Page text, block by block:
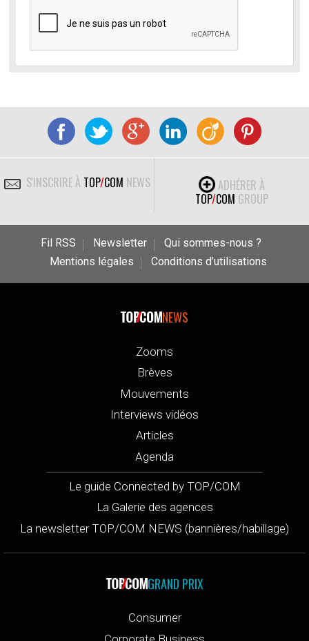
S'INSCRIRE À TOP/COM NEWS
ADHÉRER À
TOP/COM GROUP
Fil RSS Newsletter
Qui sommes-nous ?
Mentions légales
Conditions d’utilisations
NEWS
Zooms
Brèves
Mouvements
Interviews vidéos
Articles
Agenda
Le guide Connected by TOP/COM
La Galerie des agences
La newsletter TOP/COM NEWS (bannières/habillage)
GRAND PRIX
Consumer